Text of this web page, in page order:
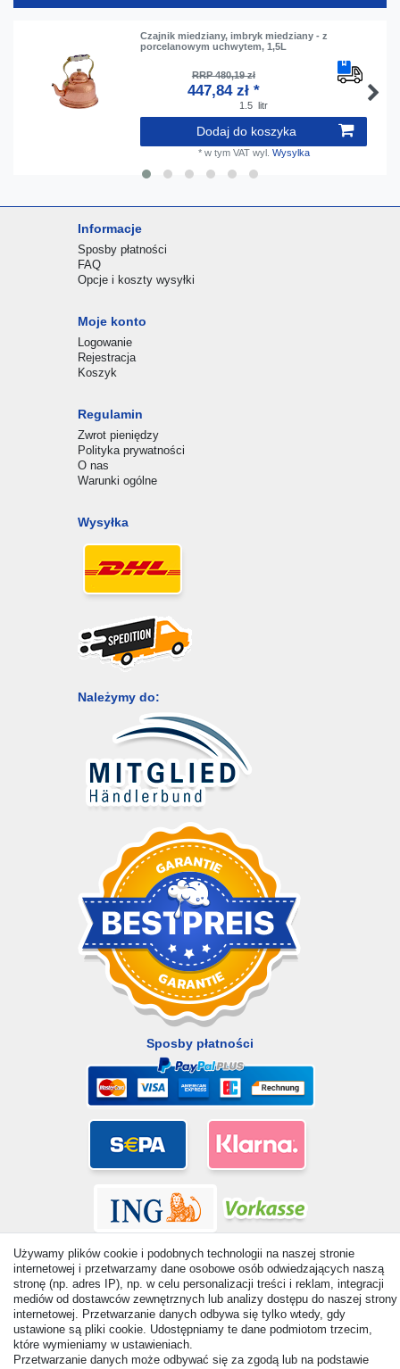
Czajnik miedziany, imbryk miedziany - z
porcelanowym uchwytem, 1,5L
RRP 480,19 zł
447,84 zł *
1.5 litr
Dodaj do koszyka
* w tym VATwyl. Wysylka
Informacje
Sposby płatności
FAQ
Opcje i koszty wysyłki
Moje konto
Logowanie
Rejestracja
Koszyk
Regulamin
Zwrot pieniędzy
Polityka prywatności
O nas
Warunki ogólne
Wysyłka
Należymy do:
Sposby płatności
© Copyright 2026 | Wszelkie prawa zastrzezone. - All rights
reserved. Prices incl. VAT. 19% VAT Basic prices see article detail
| * Applies to deliveries to the UK!
Używamy plików cookie i podobnych technologii na naszej stronie
internetowej i przetwarzamy dane osobowe osób odwiedzających naszą
stronę (np. adres IP), np. w celu personalizacji treści i reklam, integracji
mediów od dostawców zewnętrznych lub analizy dostępu do naszej strony
internetowej. Przetwarzanie danych odbywa się tylko wtedy, gdy
ustawione są pliki cookie. Udostępniamy te dane podmiotom trzecim,
które wymieniamy w ustawieniach.
Przetwarzanie danych może odbywać się za zgodą lub na podstawie